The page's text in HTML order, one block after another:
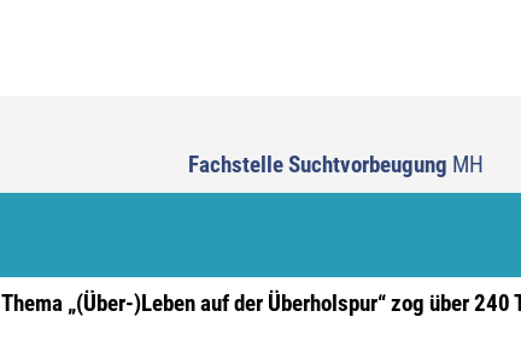
Fachstelle Suchtvorbeugung MH
Thema „(Über-)Leben auf der Überholspur“ zog über